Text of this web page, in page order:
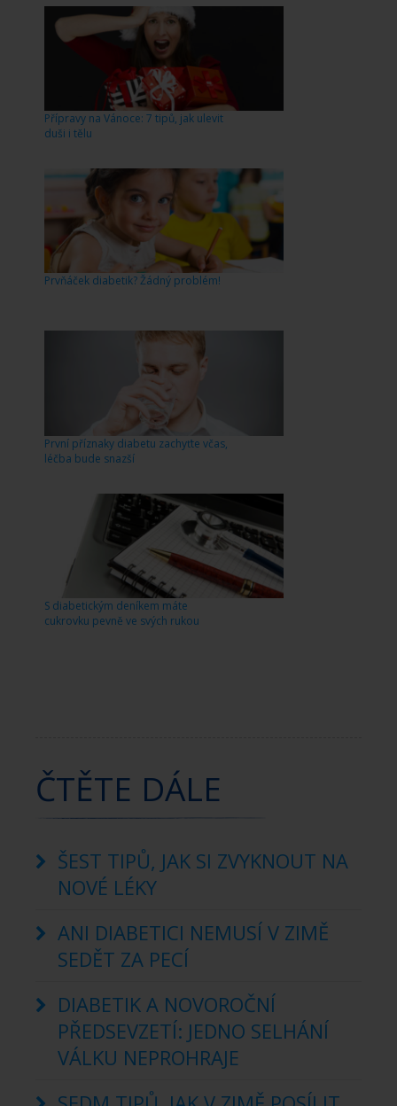
Přípravy na Vánoce: 7 tipů, jak ulevit
duši i tělu
Prvňáček diabetik? Žádný problém!
První příznaky diabetu zachyťte včas,
léčba bude snazší
S diabetickým deníkem máte
cukrovku pevně ve svých rukou
ČTĚTE DÁLE
ŠEST TIPŮ, JAK SI ZVYKNOUT NA
NOVÉ LÉKY
ANI DIABETICI NEMUSÍ V ZIMĚ
SEDĚT ZA PECÍ
DIABETIK A NOVOROČNÍ
PŘEDSEVZETÍ: JEDNO SELHÁNÍ
VÁLKU NEPROHRAJE